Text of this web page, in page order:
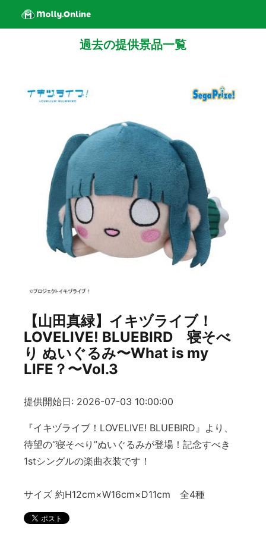
過去の提供景品一覧
【山田真緑】イキヅライブ！
LOVELIVE! BLUEBIRD 寝そべ
り ぬいぐるみ〜What is my
LIFE？〜Vol.3
提供開始日: 2026-07-03 10:00:00
『イキヅライブ！LOVELIVE! BLUEBIRD』より、
待望の“寝そべり”ぬいぐるみが登場！記念すべき
1stシングルの楽曲衣装です！
サイズ 約H12cm×W16cm×D11cm 全4種